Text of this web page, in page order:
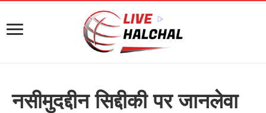
नसीमुदद्दीन सिद्दीकी पर जानलेवा